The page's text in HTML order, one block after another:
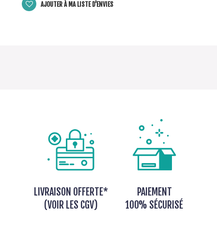
AJOUTER À MA LISTE D'ENVIES
LIVRAISON OFFERTE*
(VOIR LES CGV)
PAIEMENT
100% SÉCURISÉ